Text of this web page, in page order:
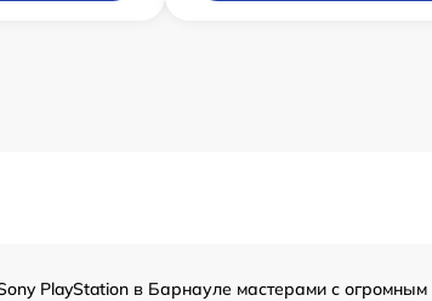
PlayStation в Барнауле мастерами с